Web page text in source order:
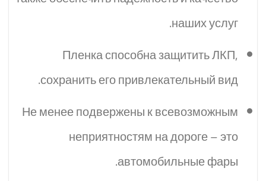
наших услуг.
Пленка способна защитить ЛКП,
сохранить его привлекательный вид.
Не менее подвержены к всевозможным
неприятностям на дороге – это
автомобильные фары.